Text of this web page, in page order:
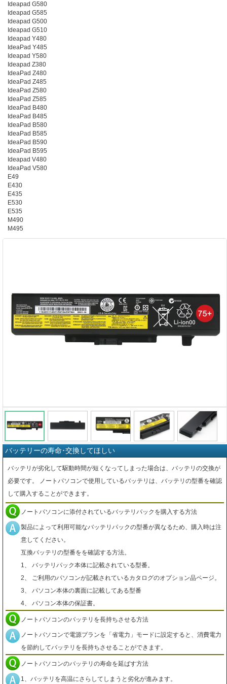
Ideapad G580
Ideapad G585
Ideapad G500
Ideapad G510
Ideapad Y480
IdeaPad Y485
Ideapad Y580
Ideapad Z380
IdeaPad Z480
IdeaPad Z485
IdeaPad Z580
IdeaPad Z585
IdeaPad B480
IdeaPad B485
IdeaPad B580
IdeaPad B585
IdeaPad B590
IdeaPad B595
Ideapad V480
IdeaPad V580
E49
E430
E435
E530
E535
M490
M495
バッテリーの寿命･交換してほしい
バッテリが劣化して駆動時間が短くなってしまった場合は、バッテリの交換が
必要です。 ノートパソコンで使用しているバッテリは、バッテリの型番を確認
して購入することができます。
ノートパソコンに添付されているバッテリパックを購入する方法
製品によって利用可能なバッテリパックの型番が異なるため、購入時は注
意してください。
互換バッテリの型番をを確認する方法。
1、 バッテリパック本体に記載されている型番。
2、 ご利用のパソコンが記載されているカタログのオプション品ページ。
3、 パソコン本体の裏面に記載してある型番
4、 パソコン本体の保証書。
ノートパソコンのバッテリを長持ちさせる方法
ノートパソコンで電源プランを「省電力」モードに設定すると、消費電力
を節約してバッテリを長持ちさせることができます。
ノートパソコンのバッテリの寿命を延ばす方法
1、バッテリを高温にさらしてしまうと劣化が進みます。